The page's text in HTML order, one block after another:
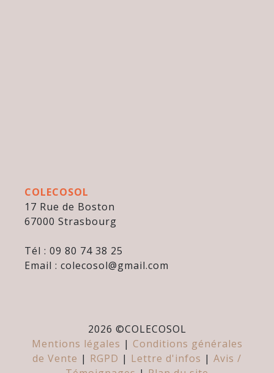
COLECOSOL
17 Rue de Boston
67000 Strasbourg
Tél : 09 80 74 38 25
Email : colecosol@gmail.com
2026 ©COLECOSOL
Mentions légales | Conditions générales
de Vente | RGPD | Lettre d'infos | Avis /